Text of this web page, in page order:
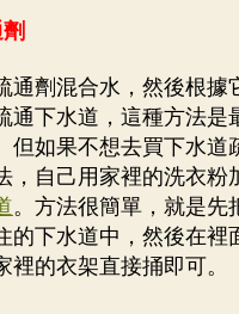
通劑混合水，然後根據
通下水道，這種方法是
但如果不想去買下水道
，自己用家裡的洗衣粉
。方法很簡單，就是先
的下水道中，然後在裡
裡的衣架直接捅即可。